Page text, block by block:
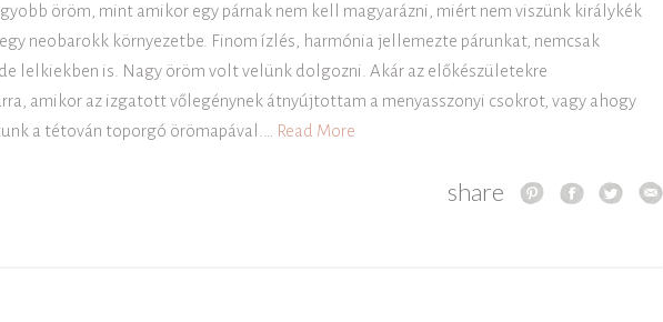
öröm, mint amikor egy párnak nem kell magyarázni, miért nem viszünk királykék
neobarokk környezetbe. Finom ízlés, harmónia jellemezte párunkat, nemcsak
lelkiekben is. Nagy öröm volt velünk dolgozni. Akár az előkészületekre
amikor az izgatott vőlegénynek átnyújtottam a menyasszonyi csokrot, vagy ahogy
a tétován toporgó örömapával.…
Read More
share